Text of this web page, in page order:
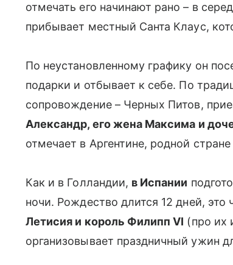
отмечать его начинают рано – в
прибывает местный Санта Клаус,
По неустановленному графику он
подарки и отбывает к себе. По
сопровождение – Черных Питов,
Александр, его жена Максима и
отмечает в Аргентине, родной
Как и в Голландии, в Испании
ночи. Рождество длится 12 дней,
Летисия и король Филипп VI (про их
организовывает праздничный ужин